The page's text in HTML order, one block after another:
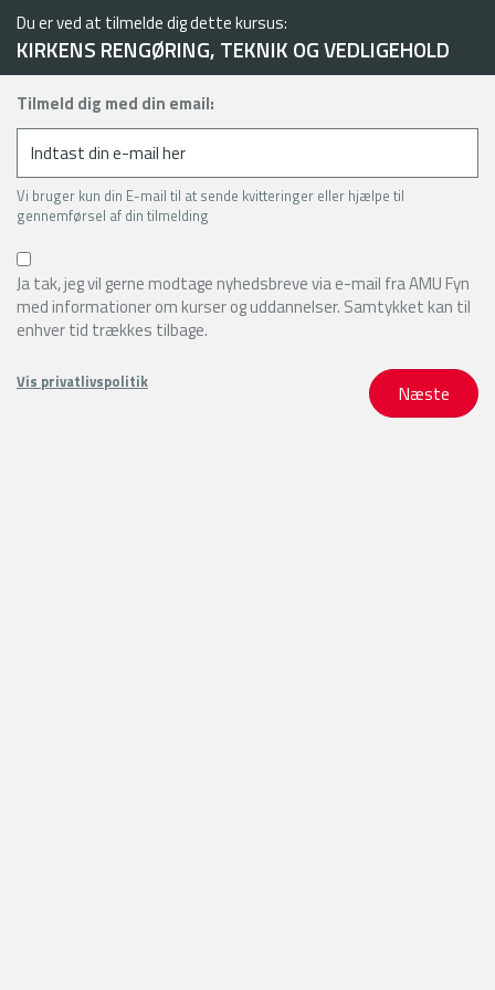
Du er ved at tilmelde dig dette kursus:
KIRKENS RENGØRING, TEKNIK OG VEDLIGEHOLD
Tilmeld dig med din email:
Vi bruger kun din E-mail til at sende kvitteringer eller hjælpe til
gennemførsel af din tilmelding
Ja tak, jeg vil gerne modtage nyhedsbreve via e-mail fra AMU Fyn
med informationer om kurser og uddannelser. Samtykket kan til
enhver tid trækkes tilbage.
Vis privatlivspolitik